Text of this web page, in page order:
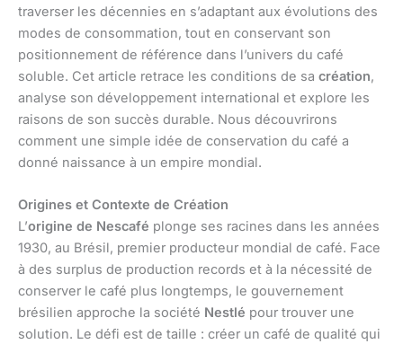
traverser les décennies en s’adaptant aux évolutions des
modes de consommation, tout en conservant son
positionnement de référence dans l’univers du café
soluble. Cet article retrace les conditions de sa création,
analyse son développement international et explore les
raisons de son succès durable. Nous découvrirons
comment une simple idée de conservation du café a
donné naissance à un empire mondial.
Origines et Contexte de Création
L’origine de Nescafé plonge ses racines dans les années
1930, au Brésil, premier producteur mondial de café. Face
à des surplus de production records et à la nécessité de
conserver le café plus longtemps, le gouvernement
brésilien approche la société Nestlé pour trouver une
solution. Le défi est de taille : créer un café de qualité qui